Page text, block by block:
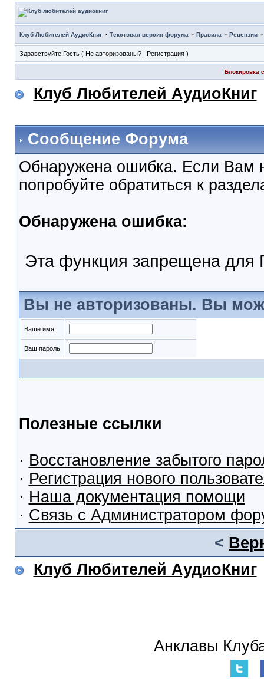
Клуб Любителей АудиоКниг· Текстовая версия форума · Правила · Рецензии
Здравствуйте Гость ( Не авторизованы?| Регистрация)
Блокировка
Клуб Любителей АудиоКниг
Сообщение Форума
Обнаружена ошибка. Если Вам
попробуйте обратиться к
Обнаружена ошибка:
Эта функция запрещена для
Вы не авторизованы. Вы
Ваше имя
Ваш пароль
Полезные ссылки
· Восстановление забытого
· Регистрация нового
· Наша документация помощи
· Связь с Администратором
<
Клуб Любителей АудиоКниг
Анклавы